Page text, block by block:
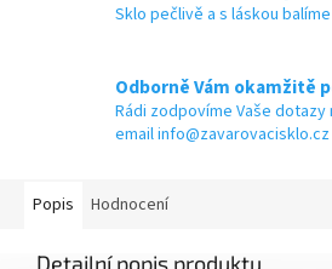
Sklo pečlivě a s láskou
Odborně Vám okamžitě
Rádi zodpovíme Vaše dotazy
email info@zavarovacisklo.cz
Popis Hodnocení
Detailní popis produktu